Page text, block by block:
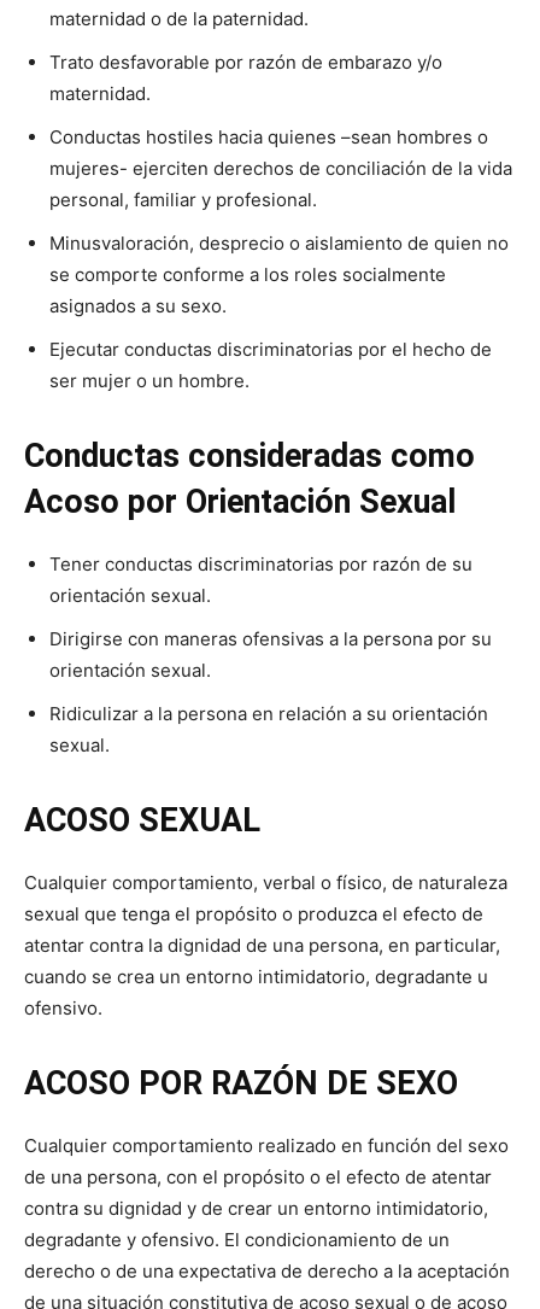
maternidad o de la paternidad.
Trato desfavorable por razón de embarazo y/o
maternidad.
Conductas hostiles hacia quienes –sean hombres o
mujeres- ejerciten derechos de conciliación de la vida
personal, familiar y profesional.
Minusvaloración, desprecio o aislamiento de quien no
se comporte conforme a los roles socialmente
asignados a su sexo.
Ejecutar conductas discriminatorias por el hecho de
ser mujer o un hombre.
Conductas consideradas como
Acoso por Orientación Sexual
Tener conductas discriminatorias por razón de su
orientación sexual.
Dirigirse con maneras ofensivas a la persona por su
orientación sexual.
Ridiculizar a la persona en relación a su orientación
sexual.
ACOSO SEXUAL
Cualquier comportamiento, verbal o físico, de naturaleza
sexual que tenga el propósito o produzca el efecto de
atentar contra la dignidad de una persona, en particular,
cuando se crea un entorno intimidatorio, degradante u
ofensivo.
ACOSO POR RAZÓN DE SEXO
Cualquier comportamiento realizado en función del sexo
de una persona, con el propósito o el efecto de atentar
contra su dignidad y de crear un entorno intimidatorio,
degradante y ofensivo. El condicionamiento de un
derecho o de una expectativa de derecho a la aceptación
de una situación constitutiva de acoso sexual o de acoso